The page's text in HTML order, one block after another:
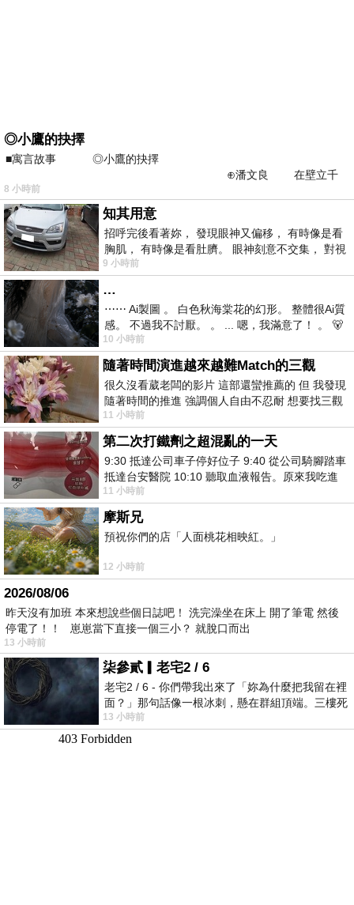
◎小鷹的抉擇
■寓言故事 ◎小鷹的抉擇
⊕潘文良 在壁立千
仞的懸崖上，有一座遮天蔽
8 小時前
知其用意
招呼完後看著妳， 發現眼神又偏移， 有時像是看
胸肌， 有時像是看肚臍。 眼神刻意不交集， 對視
視線不對齊， 讓我很難不
9 小時前
…
⋯⋯ Ai製圖 。 白色秋海棠花的幻形。 整體很Ai質
感。 不過我不討厭。 。 ... 嗯，我滿意了！ 。 🐻
昨中
10 小時前
隨著時間演進越來越難Match的三觀
很久沒看葳老闆的影片 這部還蠻推薦的 但 我發現
隨著時間的推進 強調個人自由不忍耐 想要找三觀
接近的不要說對象 連朋友都超
11 小時前
第二次打鐵劑之超混亂的一天
9:30 抵達公司車子停好位子 9:40 從公司騎腳踏車
抵達台安醫院 10:10 聽取血液報告。原來我吃進
去的 B12 彌可保並非沒有吸收而是超
11 小時前
摩斯兄
預祝你們的店「人面桃花相映紅。」
12 小時前
2026/08/06
昨天沒有加班 本來想說些個日誌吧！ 洗完澡坐在床上 開了筆電 然後
停電了！！ 崽崽當下直接一個三小？ 就脫口而出
13 小時前
柒參貳▎老宅2 / 6
老宅2 / 6 - 你們帶我出來了「妳為什麼把我留在裡
面？」那句話像一根冰刺，懸在群組頂端。三樓死
死盯著照片裡的人。那個人確實站在
13 小時前